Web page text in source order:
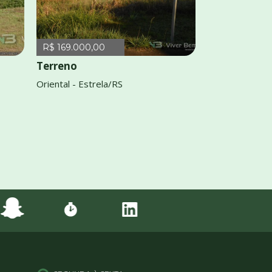
R$ 169.000,00
Terreno
Oriental - Estrela/RS